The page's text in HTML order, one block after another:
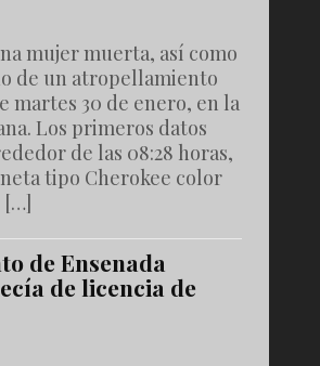
mujer muerta, así como
de un atropellamiento
martes 30 de enero, en la
Los primeros datos
de las 08:28 horas,
tipo Cherokee color
[…]
de Ensenada
de licencia de